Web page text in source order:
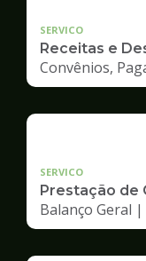
SERVICO
Receitas e
Convênios,
SERVICO
Prestação de
Balanço Geral